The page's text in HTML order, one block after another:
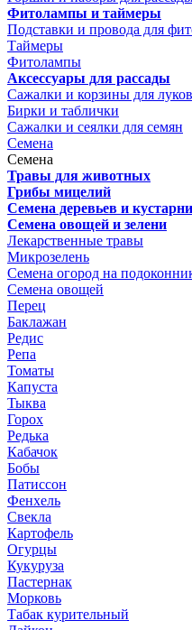
Фитолампы и таймеры
Подставки и провода для
Таймеры
Фитолампы
Аксессуары для рассады
Сажалки и корзины для
Бирки и таблички
Сажалки и сеялки для семян
Семена
Семена
Травы для животных
Грибы мицелий
Семена деревьев и
Семена овощей и зелени
Лекарственные травы
Микрозелень
Семена огород на
Семена овощей
Перец
Баклажан
Редис
Репа
Томаты
Капуста
Тыква
Горох
Редька
Кабачок
Бобы
Патиссон
Фенхель
Свекла
Картофель
Огурцы
Кукуруза
Пастернак
Морковь
Табак курительный